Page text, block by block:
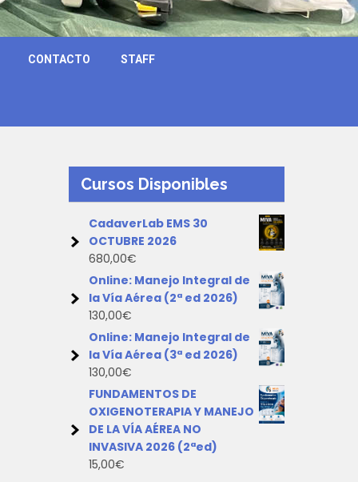
CONTACTO STAFF
Cursos Disponibles
CadaverLab EMS 30
OCTUBRE 2026
680,00€
Online: Manejo Integral de
la Vía Aérea (2ª ed 2026)
130,00€
Online: Manejo Integral de
la Vía Aérea (3ª ed 2026)
130,00€
FUNDAMENTOS DE
OXIGENOTERAPIA Y MANEJO
DE LA VÍA AÉREA NO
INVASIVA 2026 (2ªed)
15,00€